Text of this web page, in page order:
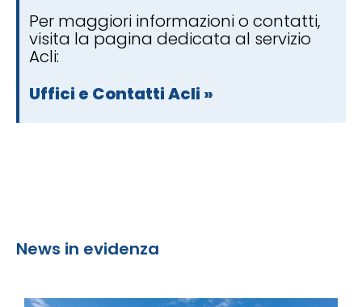
Per maggiori informazioni o contatti,
visita la pagina dedicata al servizio
Acli:
Uffici e Contatti Acli »
News in evidenza